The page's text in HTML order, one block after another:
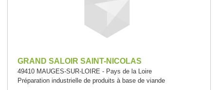
GRAND SALOIR SAINT-NICOLAS
49410 MAUGES-SUR-LOIRE - Pays de la Loire
Préparation industrielle de produits à base de viande